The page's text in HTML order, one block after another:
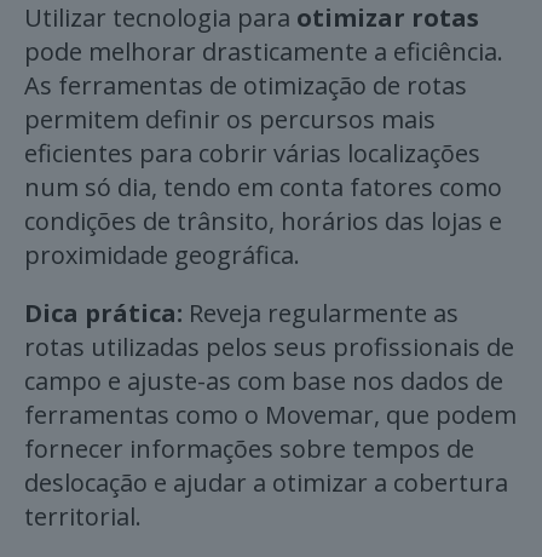
Utilizar tecnologia para otimizar rotas
pode melhorar drasticamente a eficiência.
As ferramentas de otimização de rotas
permitem definir os percursos mais
eficientes para cobrir várias localizações
num só dia, tendo em conta fatores como
condições de trânsito, horários das lojas e
proximidade geográfica.
Dica prática: Reveja regularmente as
rotas utilizadas pelos seus profissionais de
campo e ajuste-as com base nos dados de
ferramentas como o Movemar, que podem
fornecer informações sobre tempos de
deslocação e ajudar a otimizar a cobertura
territorial.